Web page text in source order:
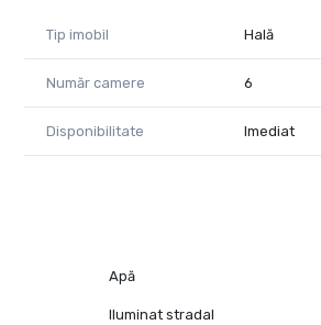
Tip imobil Hală
Număr camere 6
Disponibilitate Imediat
Apă
Iluminat stradal